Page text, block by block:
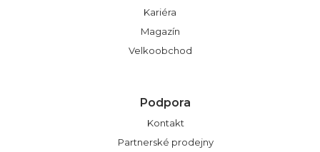
Kariéra
Magazín
Velkoobchod
Podpora
Kontakt
Partnerské prodejny